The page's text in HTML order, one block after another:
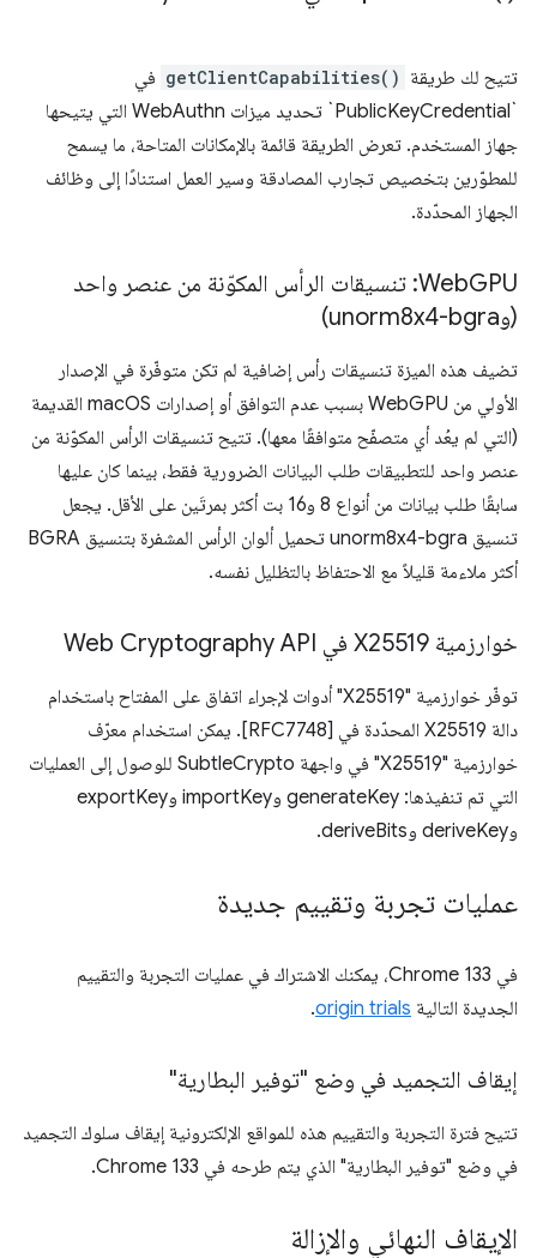
تتيح لك طريقة getClientCapabilities() في
`PublicKeyCredential` تحديد ميزات WebAuthn التي يتيحها
جهاز المستخدم. تعرض الطريقة قائمة بالإمكانات المتاحة، ما يسمح
للمطوّرين بتخصيص تجارب المصادقة وسير العمل استنادًا إلى وظائف
الجهاز المحدّدة.
WebGPU: تنسيقات الرأس المكوّنة من عنصر واحد
(وunorm8x4-bgra)
تضيف هذه الميزة تنسيقات رأس إضافية لم تكن متوفّرة في الإصدار
الأولي من WebGPU بسبب عدم التوافق أو إصدارات macOS القديمة
(التي لم يعُد أي متصفّح متوافقًا معها). تتيح تنسيقات الرأس المكوّنة من
عنصر واحد للتطبيقات طلب البيانات الضرورية فقط، بينما كان عليها
سابقًا طلب بيانات من أنواع 8 و16 بت أكثر بمرتَين على الأقل. يجعل
تنسيق unorm8x4-bgra تحميل ألوان الرأس المشفرة بتنسيق BGRA
أكثر ملاءمة قليلاً مع الاحتفاظ بالتظليل نفسه.
خوارزمية X25519 في Web Cryptography API
توفّر خوارزمية "X25519" أدوات لإجراء اتفاق على المفتاح باستخدام
دالة X25519 المحدّدة في [RFC7748]. يمكن استخدام معرّف
خوارزمية "X25519" في واجهة SubtleCrypto للوصول إلى العمليات
التي تم تنفيذها: generateKey وimportKey وexportKey
وderiveKey وderiveBits.
عمليات تجربة وتقييم جديدة
في Chrome 133، يمكنك الاشتراك في عمليات التجربة والتقييم
الجديدة التالية origin trials
.
إيقاف التجميد في وضع "توفير البطارية"
تتيح فترة التجربة والتقييم هذه للمواقع الإلكترونية إيقاف سلوك التجميد
في وضع "توفير البطارية" الذي يتم طرحه في Chrome 133.
الإيقاف النهائي والإزالة